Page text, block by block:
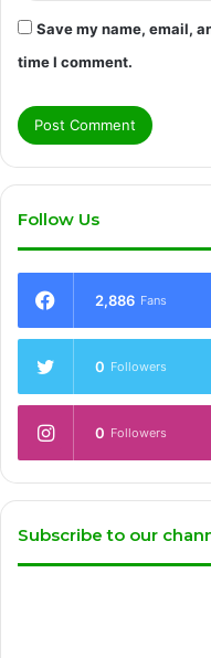
Save my name, email,
time I comment.
Follow Us
2,886 Fans
0 Followers
0 Followers
Subscribe to our